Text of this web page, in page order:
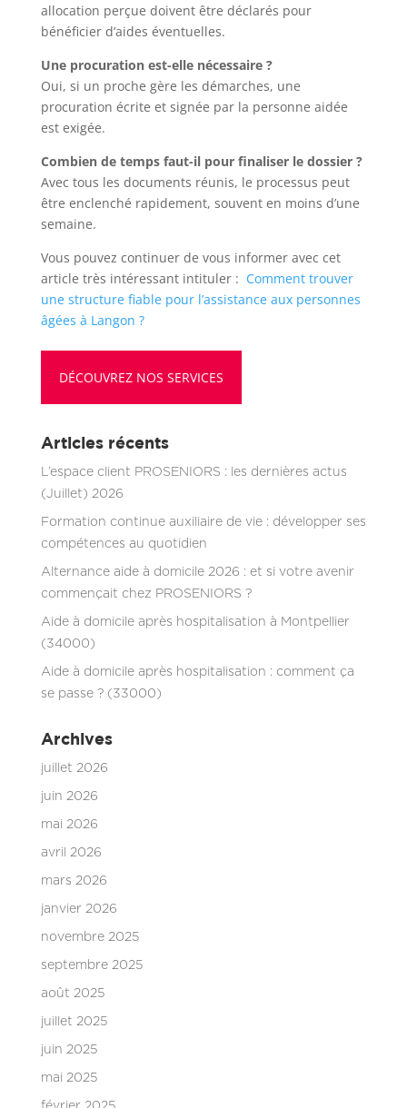
allocation perçue doivent être déclarés pour
bénéficier d’aides éventuelles.
Une procuration est-elle nécessaire ?
Oui, si un proche gère les démarches, une
procuration écrite et signée par la personne aidée
est exigée.
Combien de temps faut-il pour finaliser le dossier ?
Avec tous les documents réunis, le processus peut
être enclenché rapidement, souvent en moins d’une
semaine.
Vous pouvez continuer de vous informer avec cet
article très intéressant intituler : Comment trouver
une structure fiable pour l’assistance aux personnes
âgées à Langon ?
DÉCOUVREZ NOS SERVICES
Articles récents
L’espace client PROSENIORS : les dernières actus
(Juillet) 2026
Formation continue auxiliaire de vie : développer ses
compétences au quotidien
Alternance aide à domicile 2026 : et si votre avenir
commençait chez PROSENIORS ?
Aide à domicile après hospitalisation à Montpellier
(34000)
Aide à domicile après hospitalisation : comment ça
se passe ? (33000)
Archives
juillet 2026
juin 2026
mai 2026
avril 2026
mars 2026
janvier 2026
novembre 2025
septembre 2025
août 2025
juillet 2025
juin 2025
mai 2025